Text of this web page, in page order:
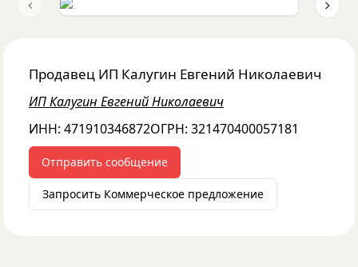
Previous slide Next
Продавец ИП Калугин Евгений Николаевич
ИП Калугин Евгений Николаевич
ИНН: 471910346872ОГРН: 321470400057181
Отправить сообщение
Запросить Коммерческое предложение